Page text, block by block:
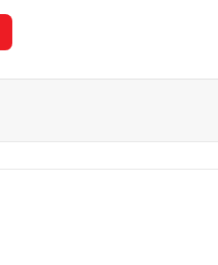
अभद्रता पर अकाली दल ने उठाए